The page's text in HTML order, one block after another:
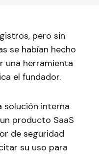
pero sin
se habían hecho
una herramienta
el fundador.
solución interna
producto SaaS
de seguridad
su uso para